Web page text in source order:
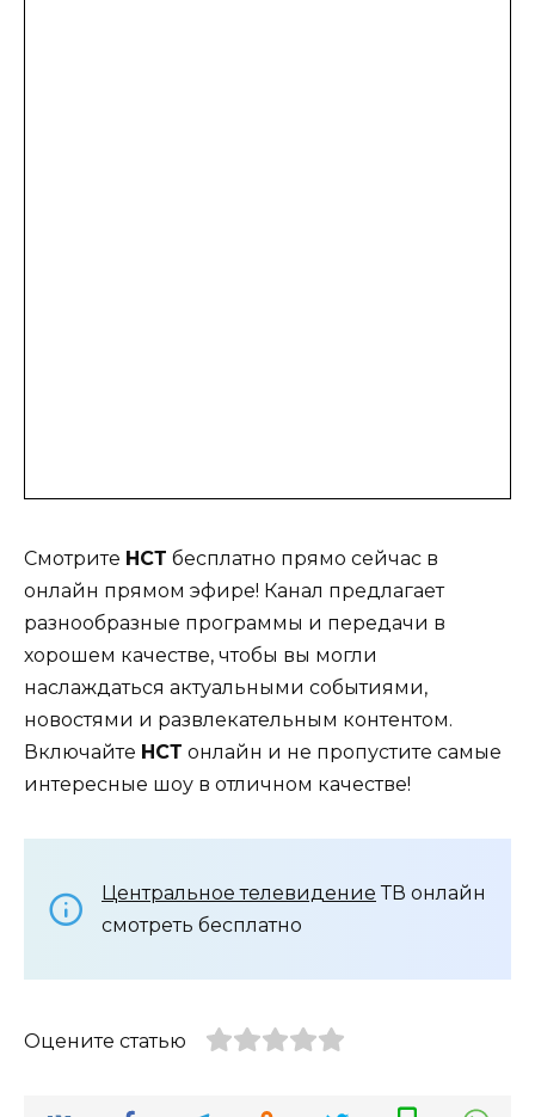
Смотрите НСТ бесплатно прямо сейчас в
онлайн прямом эфире! Канал предлагает
разнообразные программы и передачи в
хорошем качестве, чтобы вы могли
наслаждаться актуальными событиями,
новостями и развлекательным контентом.
Включайте НСТ онлайн и не пропустите самые
интересные шоу в отличном качестве!
Центральное телевидение ТВ онлайн
смотреть бесплатно
Оцените статью